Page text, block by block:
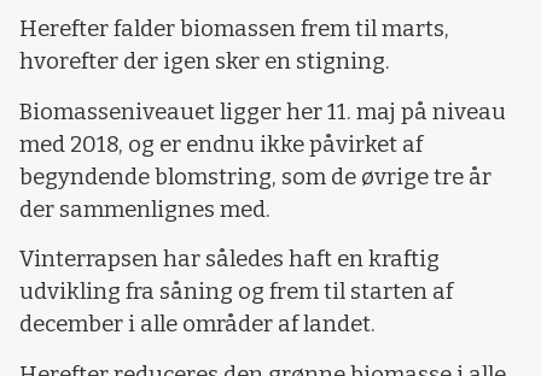
Herefter falder biomassen frem til marts,
hvorefter der igen sker en stigning.
Biomasseniveauet ligger her 11. maj på niveau
med 2018, og er endnu ikke påvirket af
begyndende blomstring, som de øvrige tre år
der sammenlignes med.
Vinterrapsen har således haft en kraftig
udvikling fra såning og frem til starten af
december i alle områder af landet.